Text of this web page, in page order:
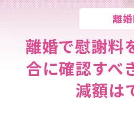
離
離婚で慰謝料
合に確認すべ
減額は